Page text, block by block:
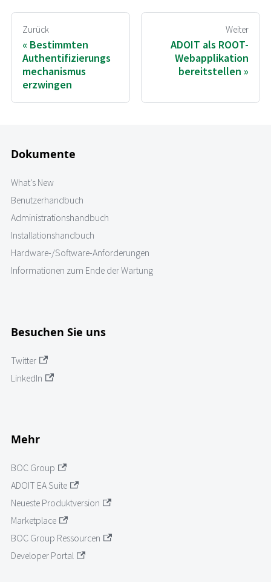
Zurück
Bestimmten
Authentifizierungs
mechanismus
erzwingen
Weiter
ADOIT als ROOT-
Webapplikation
bereitstellen
Dokumente
What's New
Benutzerhandbuch
Administrationshandbuch
Installationshandbuch
Hardware-/Software-Anforderungen
Informationen zum Ende der Wartung
Besuchen Sie uns
Twitter
LinkedIn
Mehr
BOC Group
ADOIT EA Suite
Neueste Produktversion
Marketplace
BOC Group Ressourcen
Developer Portal